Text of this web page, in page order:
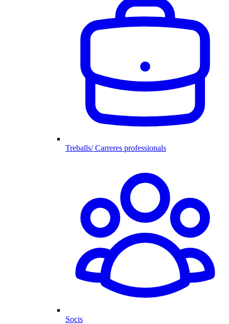
Treballs/ Carreres professionals
Socis